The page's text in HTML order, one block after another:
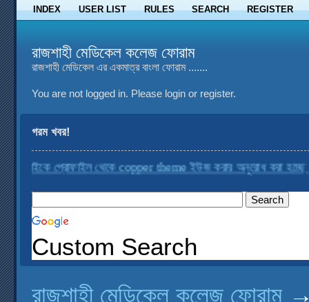
INDEX USER LIST RULES SEARCH REGISTER
রাজশাহী মেডিকেল কলেজ ফোরাম
রাজশাহী মেডিকেল এর একমাত্র বাংলা ফোরাম .......
You are not logged in. Please login or register.
গরম খবর!
প্রোফাইল থেকে copper theme ইউজ করার অনুরোধ করা হচ্ছে ....
Custom Search
রাজশাহী মেডিকেল কলেজ ফোরাম